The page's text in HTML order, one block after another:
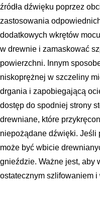
źródła dźwięku poprzez
zastosowania
dodatkowych wkrętów
w drewnie i zamaskować
powierzchni. Innym
niskoprężnej w szczeliny
drgania i zapobiegającą
dostęp do spodniej strony
drewniane, które
niepożądane dźwięki. Jeśli
może być wbicie
gnieździe. Ważne jest, aby
ostatecznym szlifowaniem